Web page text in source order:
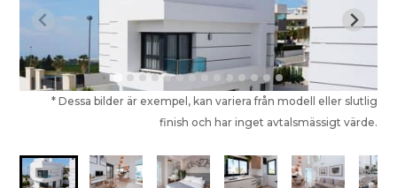
* Dessa bilder är exempel, kan variera från modell eller slutlig
finish och har inget avtalsmässigt värde.